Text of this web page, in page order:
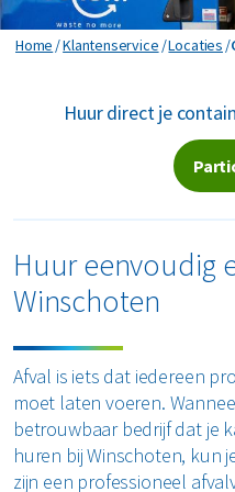
Horeca en recreatie
Industrie
Logistiek
Zakelijke dienstverlening
Interne inzamelmiddelen
Circulaire diensten
Circulair+
Gevaarlijk afval
Groen- en tuinafval
Matrassen
Papier en karton
PMD
Puin
Mineralen
ons
Home Klantenservice Locaties
Huur direct je
Huur eenvoudig
Winschoten
Afval is iets dat iedereen
moet laten voeren.
betrouwbaar bedrijf dat je
huren bij Winschoten, kun
zijn een professioneel